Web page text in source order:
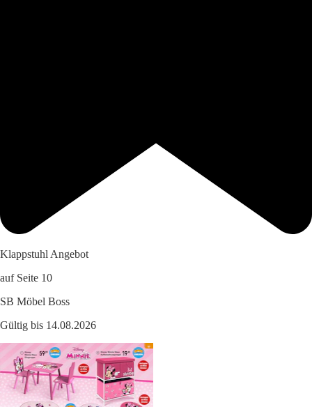
Klappstuhl Angebot
auf Seite 10
SB Möbel Boss
Gültig bis 14.08.2026